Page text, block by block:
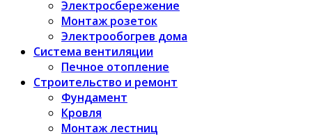
Электросбережение
Монтаж розеток
Электрообогрев дома
Система вентиляции
Печное отопление
Строительство и ремонт
Фундамент
Кровля
Монтаж лестниц